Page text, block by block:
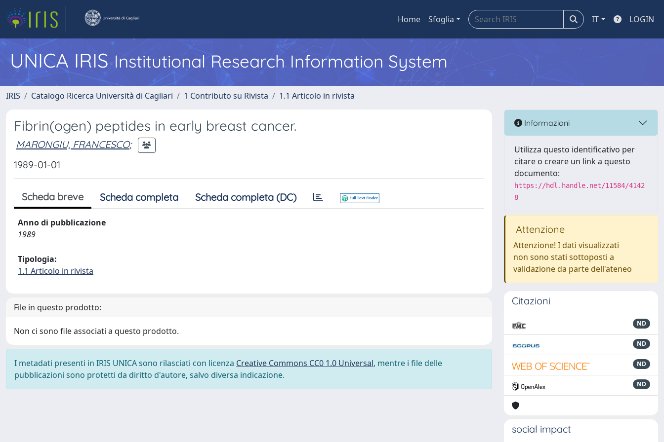
Home Sfoglia IT LOGIN
UNICA IRISInstitutional Research Information System
IRIS Catalogo Ricerca Università di Cagliari 1 Contributo su Rivista 1.1 Articolo in rivista
Fibrin(ogen) peptides in early breast cancer.
MARONGIU, FRANCESCO;
1989-01-01
Scheda breve Scheda completa Scheda completa (DC)
Anno di pubblicazione
1989
Tipologia:
1.1 Articolo in rivista
File in questo prodotto:
Non ci sono file associati a questo prodotto.
I metadati presenti in IRIS UNICA sono rilasciati con licenza Creative Commons CC0 1.0 Universal, mentre i file delle
pubblicazioni sono protetti da diritto d'autore, salvo diversa indicazione.
Informazioni
Utilizza questo identificativo per
citare o creare un link a questo
documento:
https://hdl.handle.net/11584/4142
8
Attenzione
Attenzione! I dati visualizzati
non sono stati sottoposti a
validazione da parte dell'ateneo
Citazioni
ND
ND
ND
ND
social impact